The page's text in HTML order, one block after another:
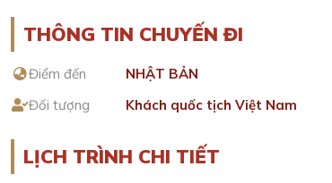
THÔNG TIN CHUYẾN ĐI
Điểm đến NHẬT BẢN
Đối tượng
Khách quốc tịch Việt Nam
LỊCH TRÌNH CHI TIẾT